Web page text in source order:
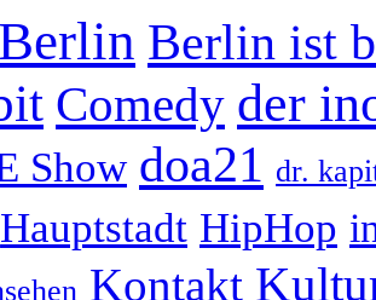
Berlin Berlin ist
Comedy der
Show doa21 dr.
Hauptstadt HipHop
Kontakt